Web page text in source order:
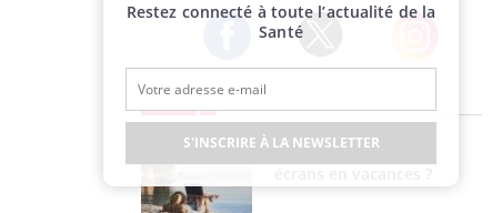
Facebook Twitter Instagram
EN DIRECT
Restez connecté à toute l’actualité de la
Santé
S'INSCRIRE À LA NEWSLETTER